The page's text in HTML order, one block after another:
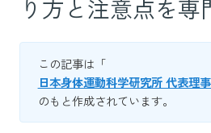
り方と注意点を
この記事は「
日本身体運動科学研究所 代表理
のもと作成されています。